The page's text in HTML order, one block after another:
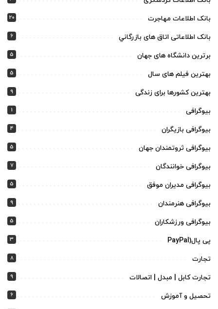
بانک اطلاعات مهاجرت 20
بانک اطلاعاتی اتاق های بازرگاني 6
برترین دانشگاه های جهان 5
بهترین فیلم های سال 5
بهترین کشورها برای زندگی 9
بیوگرافی 1
بیوگرافی بازیگران 4
بیوگرافی ثروتمندان جهان 5
بیوگرافی خوانندگان 7
بیوگرافی مدیران موفق 5
بیوگرافی هنرمندان 9
بیوگرافی ورزشکاران 5
پی پال(PayPal 3
تجارت 8
تجارت کابل | مبدل | اتصالات 9
تحصیل و آموزش 6